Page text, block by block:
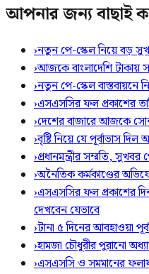
আপনার জন্য বাছাই
›নতুন পে-স্কেল নিয়ে বড়
›আজকে বাংলাদেশি
›নতুন পে-স্কেল
›এসএসসির ফল প্রকাশের
›দেশের বাজারে আজকে
›বৃষ্টি নিয়ে যে পূর্বাভাস
›প্রধানমন্ত্রীর সম্মতি,
›অনৈতিক কর্মকাণ্ডের
›এসএসসির ফল প্রকাশের
দেখবেন যেভাবে
›টানা ৫ দিনের আবহাওয়া
›হামজা চৌধুরীর পুরানো
›এসএসসি ও সমমানের